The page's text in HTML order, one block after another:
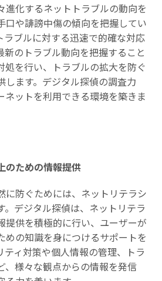
進化するネットトラブルの動向を
口や誹謗中傷の傾向を把握してい
ラブルに対する迅速で的確な対応
新のトラブル動向を把握すること
処を行い、トラブルの拡大を防ぐ
します。デジタル探偵の調査力
ネットを利用できる環境を築きま
のための情報提供
に防ぐためには、ネットリテラシ
。デジタル探偵は、ネットリテラ
提供を積極的に行い、ユーザーが
めの知識を身につけるサポートを
ティ対策や個人情報の管理、トラ
、様々な観点からの情報を発信